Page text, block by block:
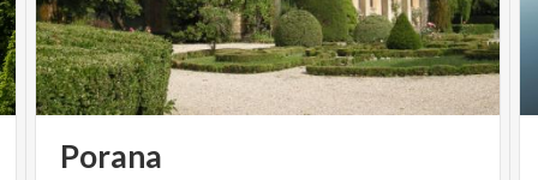
Porana